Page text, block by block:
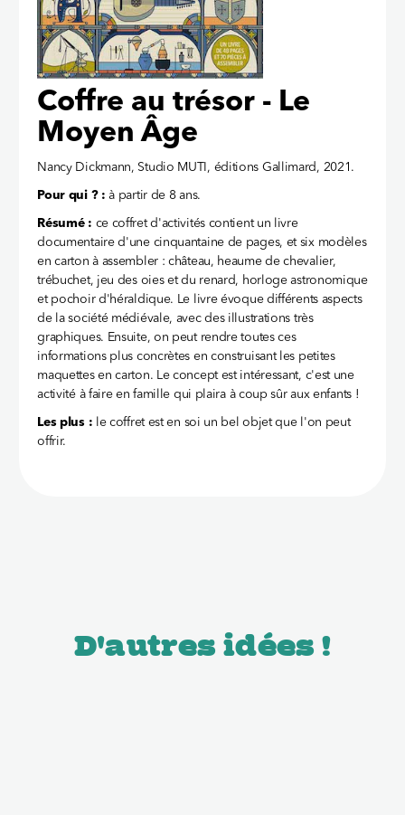
Coffre au trésor - Le
Moyen Âge
Nancy Dickmann, Studio MUTI, éditions Gallimard, 2021.
Pour qui ? : à partir de 8 ans.
Résumé : ce coffret d'activités contient un livre
documentaire d'une cinquantaine de pages, et six modèles
en carton à assembler : château, heaume de chevalier,
trébuchet, jeu des oies et du renard, horloge astronomique
et pochoir d'héraldique. Le livre évoque différents aspects
de la société médiévale, avec des illustrations très
graphiques. Ensuite, on peut rendre toutes ces
informations plus concrètes en construisant les petites
maquettes en carton. Le concept est intéressant, c'est une
activité à faire en famille qui plaira à coup sûr aux enfants !
Les plus : le coffret est en soi un bel objet que l'on peut
offrir.
D'autres idées !